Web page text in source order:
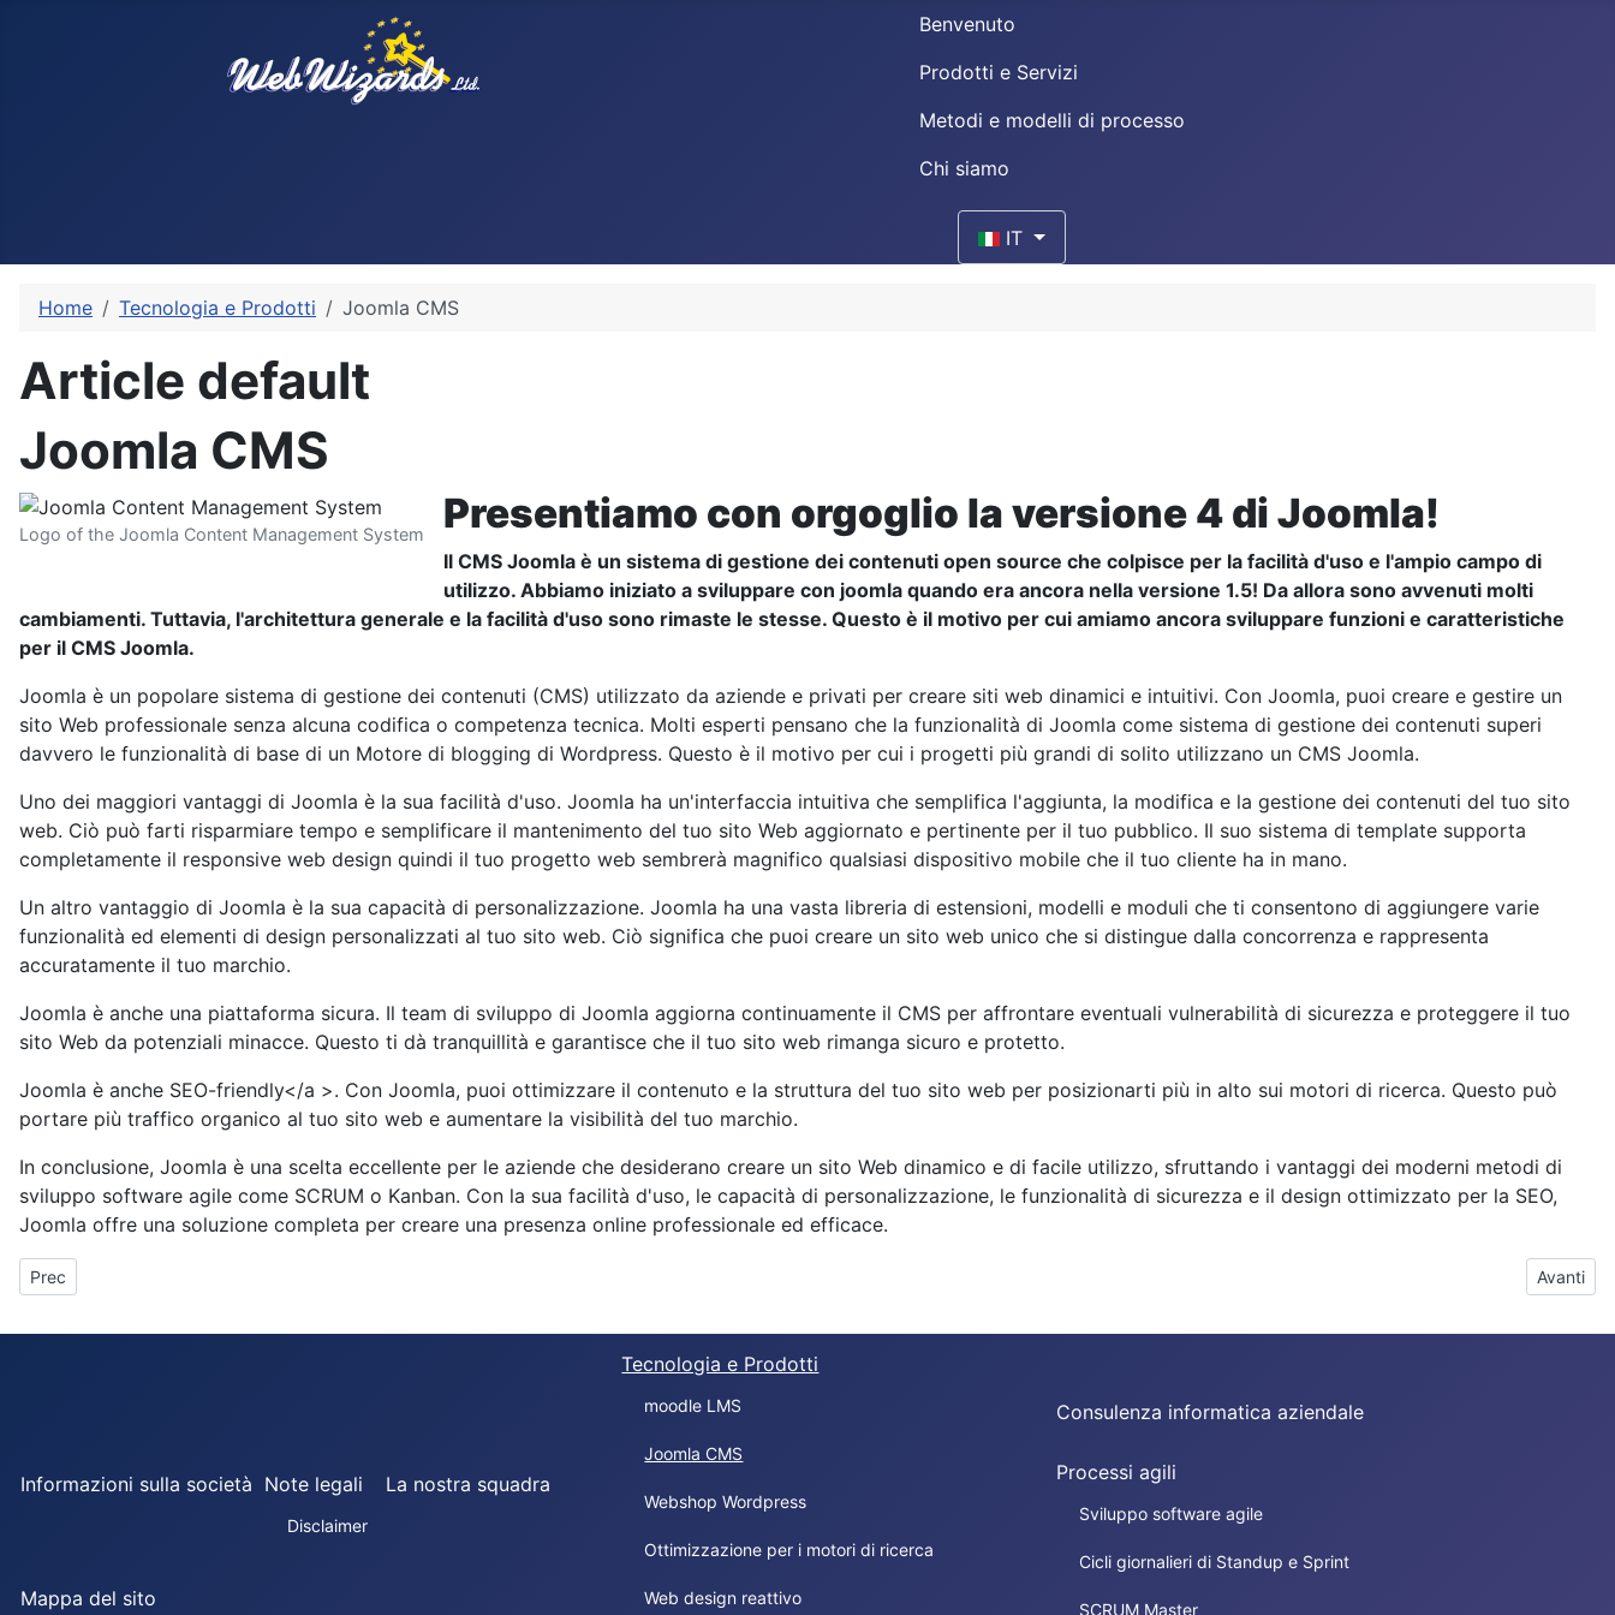
Benvenuto
Prodotti e Servizi
Metodi e modelli di processo
Chi siamo
Seleziona la tua lingua
IT
Home Tecnologia e Prodotti Joomla CMS
Article default
Joomla CMS
Logo of the Joomla Content Management System Presentiamo con orgoglio la versione 4 di Joomla!
Il CMS Joomla è un sistema di gestione dei contenuti open source che colpisce per la facilità d'uso e l'ampio campo di
utilizzo. Abbiamo iniziato a sviluppare con joomla quando era ancora nella versione 1.5! Da allora sono avvenuti molti
cambiamenti. Tuttavia, l'architettura generale e la facilità d'uso sono rimaste le stesse. Questo è il motivo per cui amiamo ancora sviluppare funzioni e caratteristiche
per il CMS Joomla.
Joomla è un popolare sistema di gestione dei contenuti (CMS) utilizzato da aziende e privati per creare siti web dinamici e intuitivi. Con Joomla, puoi creare e gestire un
sito Web professionale senza alcuna codifica o competenza tecnica. Molti esperti pensano che la funzionalità di Joomla come sistema di gestione dei contenuti superi
davvero le funzionalità di base di un Motore di blogging di Wordpress. Questo è il motivo per cui i progetti più grandi di solito utilizzano un CMS Joomla.
Uno dei maggiori vantaggi di Joomla è la sua facilità d'uso. Joomla ha un'interfaccia intuitiva che semplifica l'aggiunta, la modifica e la gestione dei contenuti del tuo sito
web. Ciò può farti risparmiare tempo e semplificare il mantenimento del tuo sito Web aggiornato e pertinente per il tuo pubblico. Il suo sistema di template supporta
completamente il responsive web design quindi il tuo progetto web sembrerà magnifico qualsiasi dispositivo mobile che il tuo cliente ha in mano.
Un altro vantaggio di Joomla è la sua capacità di personalizzazione. Joomla ha una vasta libreria di estensioni, modelli e moduli che ti consentono di aggiungere varie
funzionalità ed elementi di design personalizzati al tuo sito web. Ciò significa che puoi creare un sito web unico che si distingue dalla concorrenza e rappresenta
accuratamente il tuo marchio.
Joomla è anche una piattaforma sicura. Il team di sviluppo di Joomla aggiorna continuamente il CMS per affrontare eventuali vulnerabilità di sicurezza e proteggere il tuo
sito Web da potenziali minacce. Questo ti dà tranquillità e garantisce che il tuo sito web rimanga sicuro e protetto.
Joomla è anche SEO-friendly</a >. Con Joomla, puoi ottimizzare il contenuto e la struttura del tuo sito web per posizionarti più in alto sui motori di ricerca. Questo può
portare più traffico organico al tuo sito web e aumentare la visibilità del tuo marchio.
In conclusione, Joomla è una scelta eccellente per le aziende che desiderano creare un sito Web dinamico e di facile utilizzo, sfruttando i vantaggi dei moderni metodi di
sviluppo software agile come SCRUM o Kanban. Con la sua facilità d'uso, le capacità di personalizzazione, le funzionalità di sicurezza e il design ottimizzato per la SEO,
Joomla offre una soluzione completa per creare una presenza online professionale ed efficace.
Articolo precedente: moodle LMS
Prec Articolo
Avanti
Informazioni sulla società Note legali
Disclaimer
La nostra squadra
Mappa del sito
Tecnologia e Prodotti
moodle LMS
Joomla CMS
Webshop Wordpress
Ottimizzazione per i motori di ricerca
Web design reattivo
Consulenza informatica aziendale
Processi agili
Sviluppo software agile
Cicli giornalieri di Standup e Sprint
SCRUM Master